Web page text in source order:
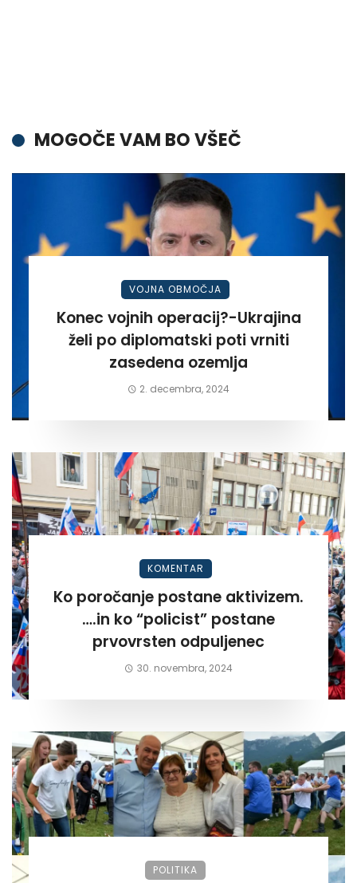
MOGOČE VAM BO VŠEČ
VOJNA OBMOČJA
Konec vojnih operacij?-Ukrajina
želi po diplomatski poti vrniti
zasedena ozemlja
2. decembra, 2024
KOMENTAR
Ko poročanje postane aktivizem.
….in ko “policist” postane
prvovrsten odpuljenec
30. novembra, 2024
POLITIKA